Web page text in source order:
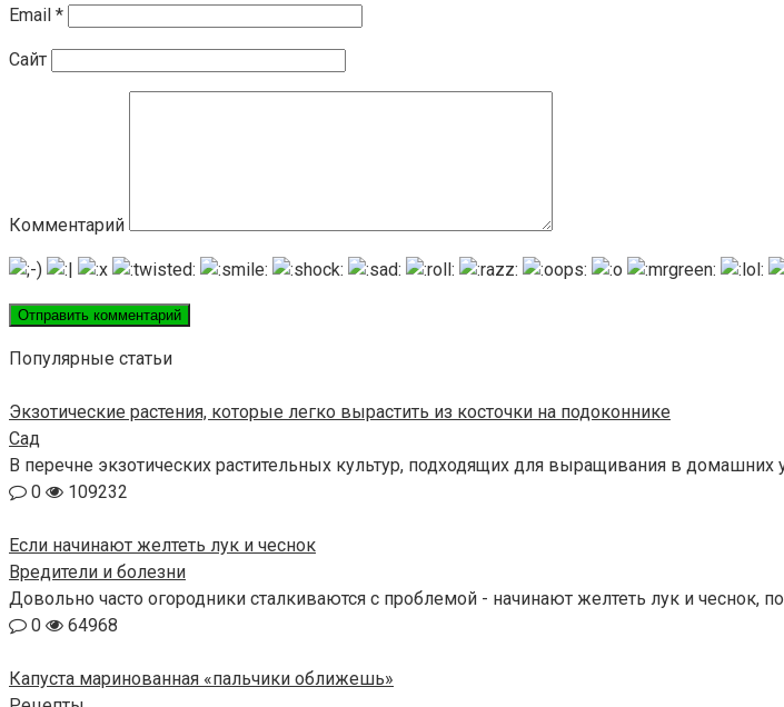
Email *
Сайт
Комментарий
Популярные статьи
Экзотические растения, которые легко вырастить из косточки на подоконнике
Сад
В перечне экзотических растительных культур, подходящих для выращивания в
0
109232
Если начинают желтеть лук и чеснок
Вредители и болезни
Довольно часто огородники сталкиваются с проблемой - начинают желтеть лук и чеснок,
0
64968
Капуста маринованная «пальчики оближешь»